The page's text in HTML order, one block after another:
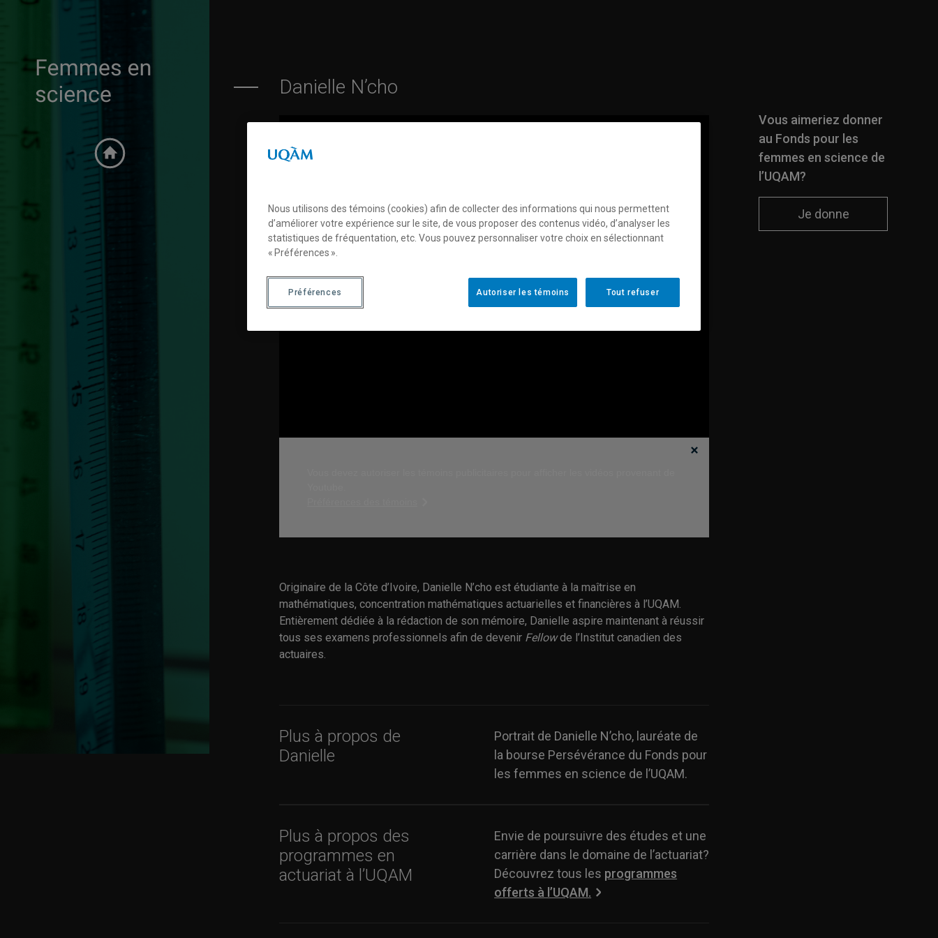
Femmes en science
Accueil
Danielle N’cho
Originaire de la Côte d’Ivoire, Danielle N’cho est étudiante à la maîtrise en
mathématiques, concentration mathématiques actuarielles et financières à l’UQAM.
Entièrement dédiée à la rédaction de son mémoire, Danielle aspire maintenant à réussir
tous ses examens professionnels afin de devenir Fellowde l’Institut canadien des
actuaires.
Plus à propos de
Danielle
Portrait de Danielle N’cho, lauréate de
la bourse Persévérance du Fonds pour
les femmes en science de l’UQAM.
Plus à propos des
programmes en
actuariat à l’UQAM
Envie de poursuivre des études et une
carrière dans le domaine de l’actuariat?
Découvrez tous les programmes
offerts à l’UQAM.
Vous aimeriez donner
au Fonds pour les
femmes en science de
l’UQAM?
Je donne
Nous utilisons des témoins (cookies) afin de collecter des informations qui nous permettent
d’améliorer votre expérience sur le site, de vous proposer des contenus vidéo, d’analyser les
statistiques de fréquentation, etc. Vous pouvez personnaliser votre choix en sélectionnant
« Préférences ».
Tout refuser
Autoriser les témoins
Préférences